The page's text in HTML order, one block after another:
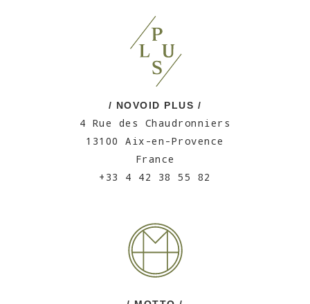
/ NOVOID PLUS /
4 Rue des Chaudronniers
13100 Aix-en-Provence
France
+33 4 42 38 55 82